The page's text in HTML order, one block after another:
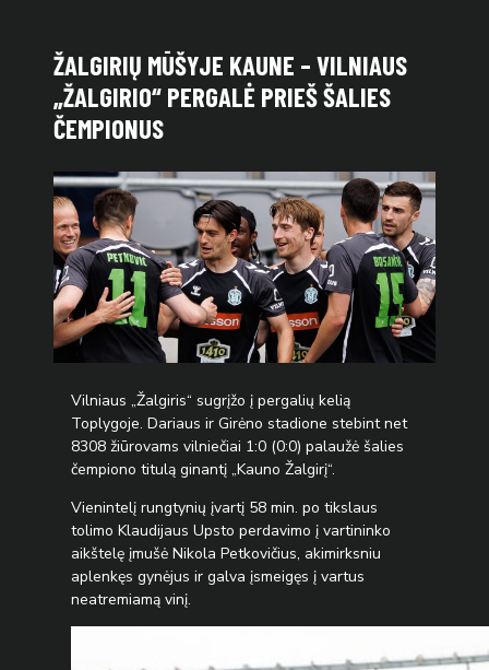
ŽALGIRIŲ MŪŠYJE KAUNE – VILNIAUS
„ŽALGIRIO“ PERGALĖ PRIEŠ ŠALIES
ČEMPIONUS
Vilniaus „Žalgiris“ sugrįžo į pergalių kelią
Toplygoje. Dariaus ir Girėno stadione stebint net
8308 žiūrovams vilniečiai 1:0 (0:0) palaužė šalies
čempiono titulą ginantį „Kauno Žalgirį“.
Vienintelį rungtynių įvartį 58 min. po tikslaus
tolimo Klaudijaus Upsto perdavimo į vartininko
aikštelę įmušė Nikola Petkovičius, akimirksniu
aplenkęs gynėjus ir galva įsmeigęs į vartus
neatremiamą vinį.